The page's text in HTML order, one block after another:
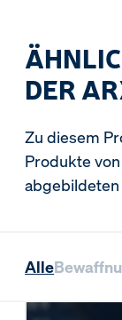
DER
Zu diesem
Produkte
Alle